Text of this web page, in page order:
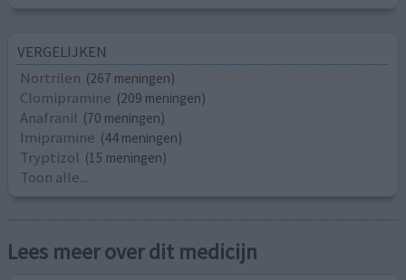
VERGELIJKEN
Nortrilen (267 meningen)
Clomipramine (209 meningen)
Anafranil (70 meningen)
Imipramine (44 meningen)
Tryptizol (15 meningen)
Toon alle...
Lees meer over dit medicijn